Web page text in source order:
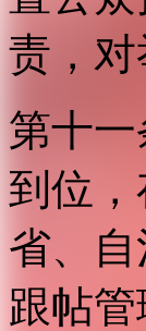
责，
第十
到位
省、
跟帖